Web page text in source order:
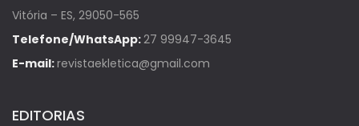
Vitória – ES, 29050-565
Telefone/WhatsApp:27 99947-3645
E-mail:revistaekletica@gmail.com
EDITORIAS